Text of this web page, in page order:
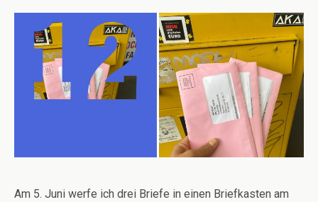
Am 5. Juni werfe ich drei Briefe in einen Briefkasten am